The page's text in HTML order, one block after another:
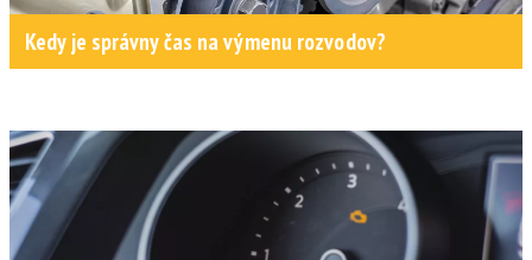
Kedy je správny čas na výmenu rozvodov?